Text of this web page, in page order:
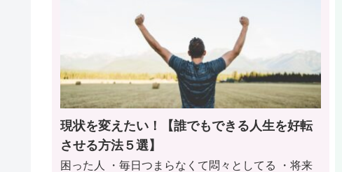
現状を変えたい！【誰でもできる人生を好転
させる方法５選】
困った人 ・毎日つまらなくて悶々としてる ・将来